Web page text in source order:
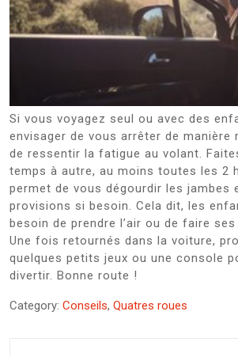
Si vous voyagez seul ou avec des
envisager de vous arrêter de manière
de ressentir la fatigue au volant.
temps à autre, au moins toutes les 2
permet de vous dégourdir les jambes
provisions si besoin. Cela dit, les
besoin de prendre l’air ou de faire
Une fois retournés dans la voiture,
quelques petits jeux ou une console
divertir. Bonne route !
Category: Conseils, Quatres roues